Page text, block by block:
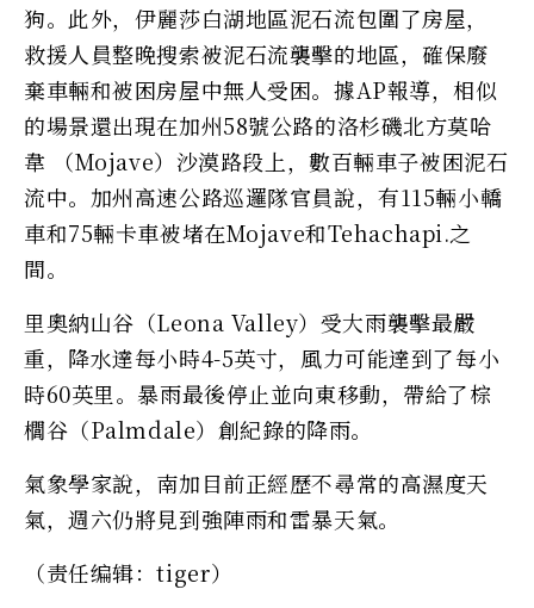
狗。此外，伊麗莎白湖地區泥石流包圍了房屋，
救援人員整晚搜索被泥石流襲擊的地區，確保廢
棄車輛和被困房屋中無人受困。據AP報導，相似
的場景還出現在加州58號公路的洛杉磯北方莫哈
韋 （Mojave）沙漠路段上，數百輛車子被困泥石
流中。加州高速公路巡邏隊官員說，有115輛小轎
車和75輛卡車被堵在Mojave和Tehachapi.之
間。
里奧納山谷（Leona Valley）受大雨襲擊最嚴
重，降水達每小時4-5英寸，風力可能達到了每小
時60英里。暴雨最後停止並向東移動，帶給了棕
櫚谷（Palmdale）創紀錄的降雨。
氣象學家說，南加目前正經歷不尋常的高濕度天
氣，週六仍將見到強陣雨和雷暴天氣。
（责任编辑：tiger）